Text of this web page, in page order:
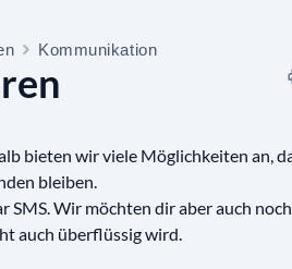
Kommunikation
bieten wir viele Möglichkeiten an,
bleiben.
Wir möchten dir aber auch
auch überflüssig wird.